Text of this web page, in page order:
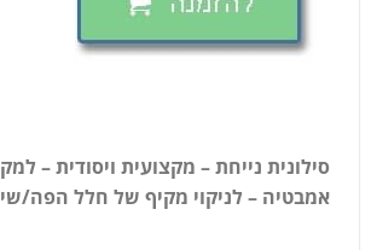
סילונית נייחת – מקצועית ויסודית –
אמבטיה – לניקוי מקיף של חלל הפה/